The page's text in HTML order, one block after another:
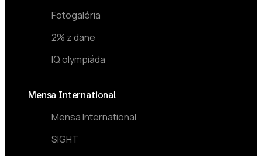
Fotogaléria
2% z dane
IQ olympiáda
Mensa International
Mensa International
SIGHT